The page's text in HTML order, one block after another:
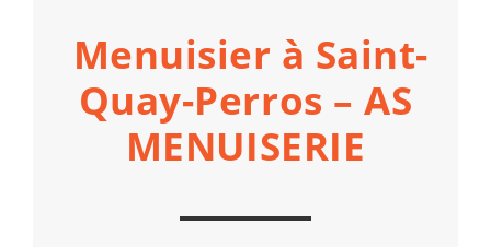
Menuisier à Saint-
Quay-Perros – AS
MENUISERIE